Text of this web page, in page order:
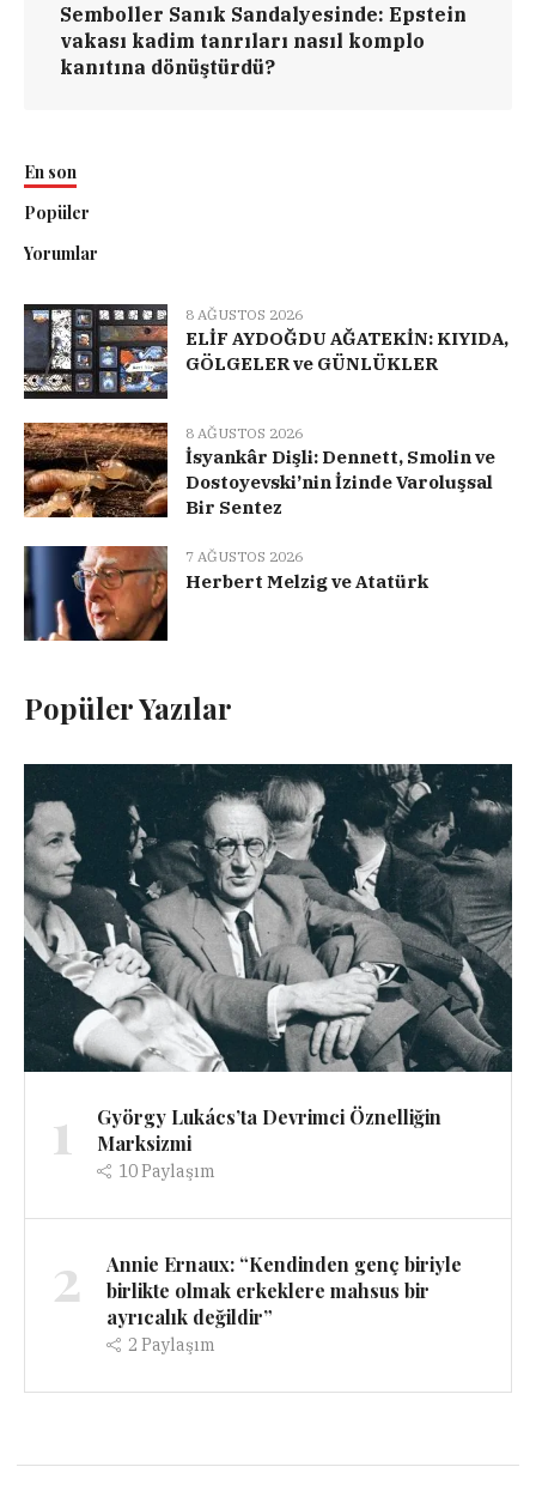
Semboller Sanık Sandalyesinde: Epstein
vakası kadim tanrıları nasıl komplo
kanıtına dönüştürdü?
En son
Popüler
Yorumlar
8 AĞUSTOS 2026
ELİF AYDOĞDU AĞATEKİN: KIYIDA,
GÖLGELER ve GÜNLÜKLER
8 AĞUSTOS 2026
İsyankâr Dişli: Dennett, Smolin ve
Dostoyevski’nin İzinde Varoluşsal
Bir Sentez
7 AĞUSTOS 2026
Herbert Melzig ve Atatürk
Popüler Yazılar
1
György Lukács’ta Devrimci Öznelliğin
Marksizmi
10Paylaşım
2
Annie Ernaux: “Kendinden genç biriyle
birlikte olmak erkeklere mahsus bir
ayrıcalık değildir”
2 Paylaşım